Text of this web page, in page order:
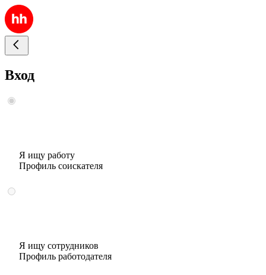
Вход
Я ищу работу
Профиль соискателя
Я ищу сотрудников
Профиль работодателя